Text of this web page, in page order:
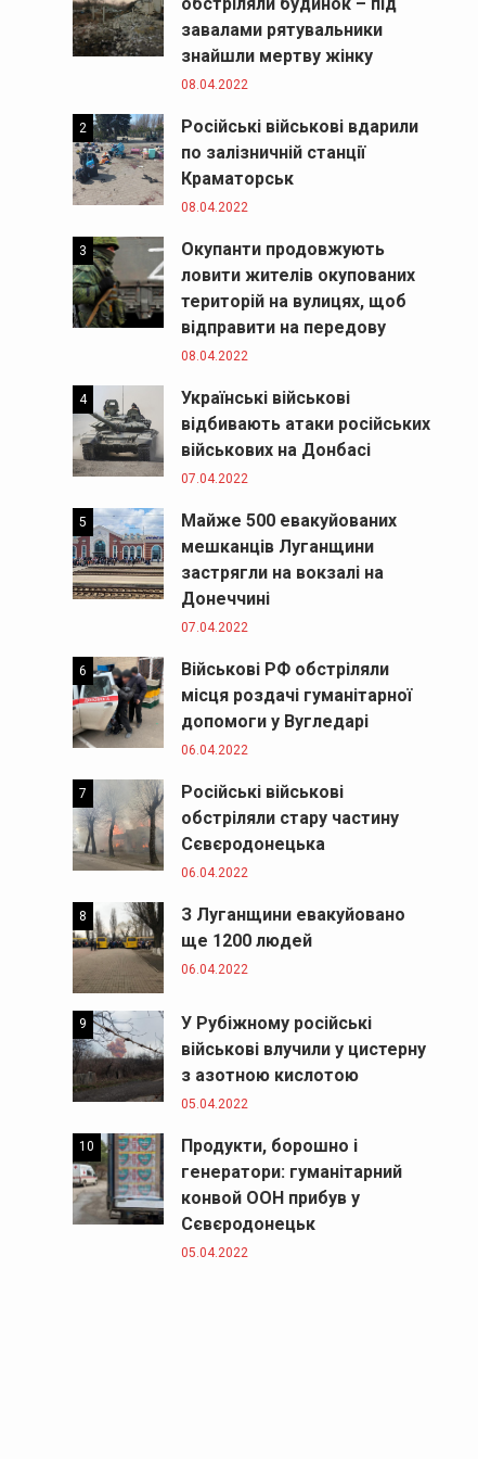
завалами рятувальники
знайшли мертву жінку
08.04.2022
2
Російські військові вдарили
по залізничній станції
Краматорськ
08.04.2022
3
Окупанти продовжують
ловити жителів окупованих
територій на вулицях, щоб
відправити на передову
08.04.2022
4
Українські військові
відбивають атаки російських
військових на Донбасі
07.04.2022
5
Майже 500 евакуйованих
мешканців Луганщини
застрягли на вокзалі на
Донеччині
07.04.2022
6
Військові РФ обстріляли
місця роздачі гуманітарної
допомоги у Вугледарі
06.04.2022
7
Російські військові
обстріляли стару частину
Сєвєродонецька
06.04.2022
8
З Луганщини евакуйовано
ще 1200 людей
06.04.2022
9
У Рубіжному російські
військові влучили у цистерну
з азотною кислотою
05.04.2022
10
Продукти, борошно і
генератори: гуманітарний
конвой ООН прибув у
Сєвєродонецьк
05.04.2022